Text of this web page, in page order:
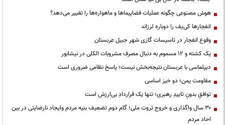
هوش مصنوعی چگونه عملیات فضاپیماها و ماهواره‌ها را تغییر می‌دهد؟
انفجارها کی‌یف را دوباره لرزاند
وقوع انفجار در تاسیسات گازی شهر جبیل عربستان
یک کشته و ۱۲ مسموم به دنبال مصرف مشروبات الکلی در نیشابور
دیپلماسی با عربستان نتیجه‌بخش نیست؛ پاسخ نظامی ضروری است
مقاومت یمن؛ دو خیز اساسی
توافقِ بدونِ تاییدِ رهبری؛ تنها یک قراردادِ بی‌ارزش است
۳۰ سال واگذاری و خروج ثروت ملی؛ گام دوم تضعیف بنیه مردم وایجاد نارضایتی در بین
احاد مردم